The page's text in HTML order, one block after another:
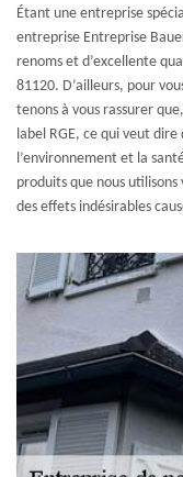
Étant une entreprise
entreprise Entreprise
renoms et d’excellente
81120. D’ailleurs, pour
tenons à vous rassurer
label RGE, ce qui veut
l’environnement et la
produits que nous
des effets indésirables